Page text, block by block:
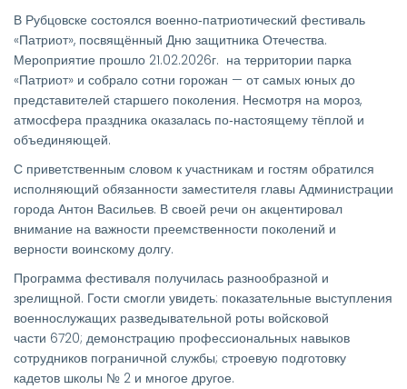
В Рубцовске состоялся военно‑патриотический фестиваль
«Патриот», посвящённый Дню защитника Отечества.
Мероприятие прошло 21.02.2026г. на территории парка
«Патриот» и собрало сотни горожан — от самых юных до
представителей старшего поколения. Несмотря на мороз,
атмосфера праздника оказалась по‑настоящему тёплой и
объединяющей.
С приветственным словом к участникам и гостям обратился
исполняющий обязанности заместителя главы Администрации
города Антон Васильев. В своей речи он акцентировал
внимание на важности преемственности поколений и
верности воинскому долгу.
Программа фестиваля получилась разнообразной и
зрелищной. Гости смогли увидеть: показательные выступления
военнослужащих разведывательной роты войсковой
части 6720; демонстрацию профессиональных навыков
сотрудников пограничной службы; строевую подготовку
кадетов школы № 2 и многое другое.